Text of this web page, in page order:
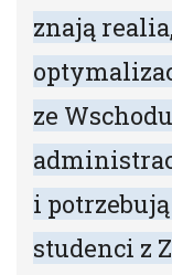
znają
ze
i
studenci z